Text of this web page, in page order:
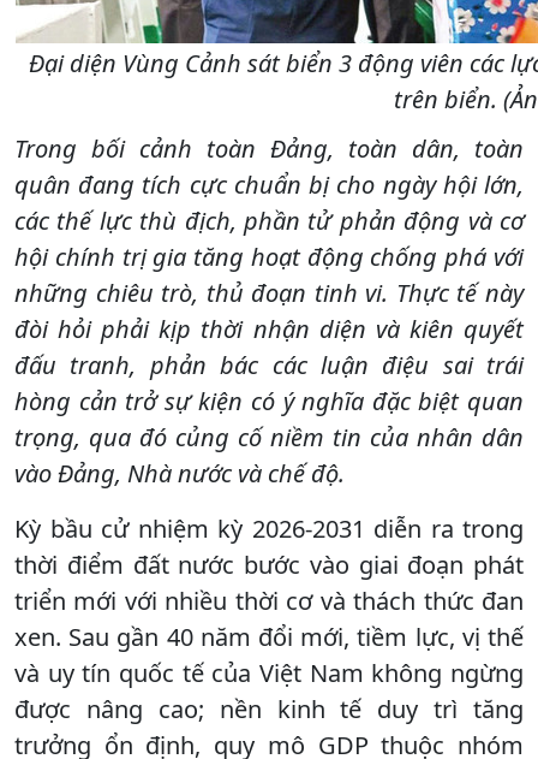
Đại diện Vùng Cảnh sát biển 3 động viên các
trên biển.
Trong bối cảnh toàn Đảng, toàn dân, toàn
quân đang tích cực chuẩn bị cho ngày hội lớn,
các thế lực thù địch, phần tử phản động và cơ
hội chính trị gia tăng hoạt động chống phá với
những chiêu trò, thủ đoạn tinh vi. Thực tế này
đòi hỏi phải kịp thời nhận diện và kiên quyết
đấu tranh, phản bác các luận điệu sai trái
hòng cản trở sự kiện có ý nghĩa đặc biệt quan
trọng, qua đó củng cố niềm tin của nhân dân
vào Đảng, Nhà nước và chế độ.
Kỳ bầu cử nhiệm kỳ 2026-2031 diễn ra trong
thời điểm đất nước bước vào giai đoạn phát
triển mới với nhiều thời cơ và thách thức đan
xen. Sau gần 40 năm đổi mới, tiềm lực, vị thế
và uy tín quốc tế của Việt Nam không ngừng
được nâng cao; nền kinh tế duy trì tăng
trưởng ổn định, quy mô GDP thuộc nhóm